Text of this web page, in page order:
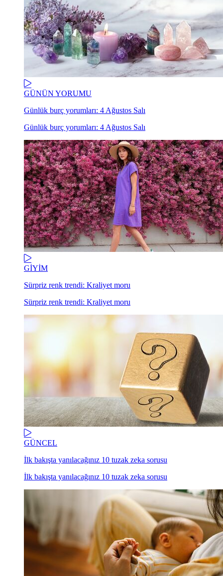
GÜNÜN YORUMU
Günlük burç yorumları: 4 Ağustos Salı
Günlük burç yorumları: 4 Ağustos Salı
GİYİM
Sürpriz renk trendi: Kraliyet moru
Sürpriz renk trendi: Kraliyet moru
GÜNCEL
İlk bakışta yanılacağınız 10 tuzak zeka sorusu
İlk bakışta yanılacağınız 10 tuzak zeka sorusu